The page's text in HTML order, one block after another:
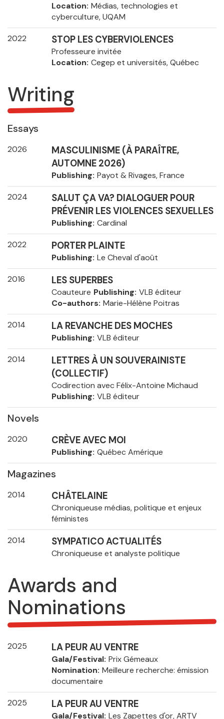
Location Médias, technologies et
cyberculture, UQAM
2022 STOP LES CYBERVIOLENCES
Professeure invitée
Location Cegep et universités, Québec
Writing
Essays
2026
MASCULINISME (À PARAÎTRE,
AUTOMNE 2026)
Publishing Payot & Rivages, France
2024
SALUT ÇA VA? DIALOGUER POUR
PRÉVENIR LES VIOLENCES SEXUELLES
Publishing Cardinal
2022 PORTER PLAINTE
Publishing Le Cheval d'août
2016 LES SUPERBES
Coauteure Publishing VLB éditeur
Co-authors Marie-Hélène Poitras
2014 LA REVANCHE DES MOCHES
Publishing VLB éditeur
2014
LETTRES À UN SOUVERAINISTE
(COLLECTIF)
Codirection avec Félix-Antoine Michaud
Publishing VLB éditeur
Novels
2020 CRÈVE AVEC MOI
Publishing Québec Amérique
Magazines
2014 CHÂTELAINE
Chroniqueuse médias, politique et enjeux
féministes
2014 SYMPATICO ACTUALITÉS
Chroniqueuse et analyste politique
Awards and
Nominations
2025 LA PEUR AU VENTRE
Gala/Festival Prix Gémeaux
Nomination Meilleure recherche: émission
documentaire
2025 LA PEUR AU VENTRE
Gala/Festival Les Zapettes d'or, ARTV